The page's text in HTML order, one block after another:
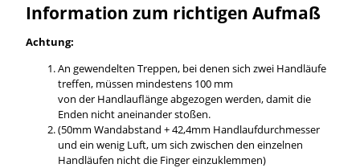
Information zum richtigen Aufmaß
Achtung:
An gewendelten Treppen, bei denen sich zwei Handläufe
treffen, müssen mindestens 100 mm
von der Handlauflänge abgezogen werden, damit die
Enden nicht aneinander stoßen.
(50mm Wandabstand + 42,4mm Handlaufdurchmesser
und ein wenig Luft, um sich zwischen den einzelnen
Handläufen nicht die Finger einzuklemmen)